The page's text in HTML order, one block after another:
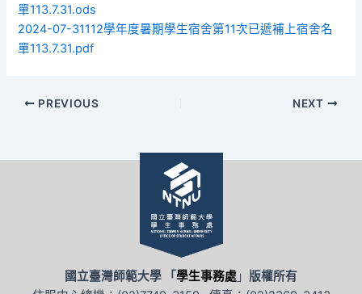
單113.7.31.ods
2024-07-31112學年度暑期學生宿舍第11次已遞補上宿舍名
單113.7.31.pdf
PREVIOUS NEXT
國立臺灣師範大學 「學生事務處 」 版權所有